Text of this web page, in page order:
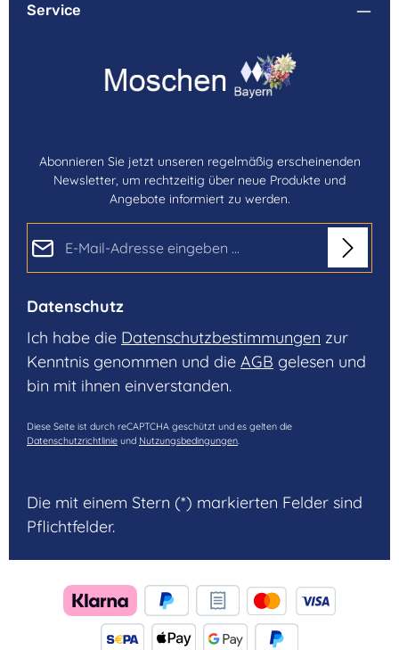
Service
Abonnieren Sie jetzt unseren regelmäßig erscheinenden
Newsletter, um rechtzeitig über neue Produkte und
Angebote informiert zu werden.
Datenschutz
Ich habe die Datenschutzbestimmungen zur
Kenntnis genommen und die AGB gelesen und
bin mit ihnen einverstanden.
Diese Seite ist durch reCAPTCHA geschützt und es gelten die
Datenschutzrichtlinie und Nutzungsbedingungen.
Die mit einem Stern (*) markierten Felder sind
Pflichtfelder.